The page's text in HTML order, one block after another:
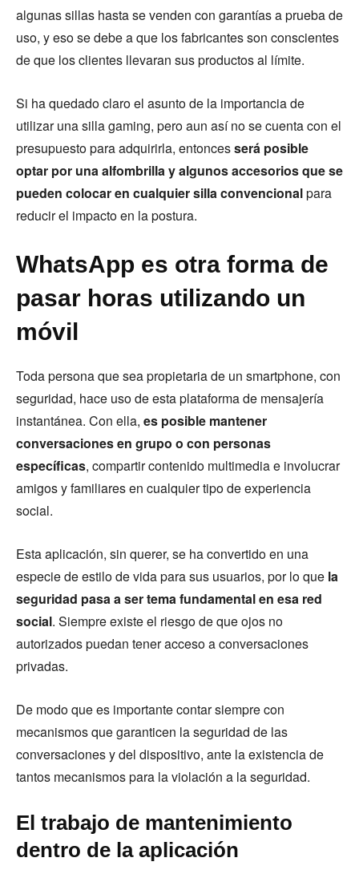
algunas sillas hasta se venden con garantías a prueba de
uso, y eso se debe a que los fabricantes son conscientes
de que los clientes llevaran sus productos al límite.
Si ha quedado claro el asunto de la importancia de
utilizar una silla gaming, pero aun así no se cuenta con el
presupuesto para adquirirla, entoncesserá posible
optar por una alfombrilla y algunos accesorios que se
pueden colocar en cualquier silla convencionalpara
reducir el impacto en la postura.
WhatsApp es otra forma de
pasar horas utilizando un
móvil
Toda persona que sea propietaria de un smartphone, con
seguridad, hace uso de esta plataforma de mensajería
instantánea. Con ella, es posible mantener
conversaciones en grupo o con personas
específicas, compartir contenido multimedia e involucrar
amigos y familiares en cualquier tipo de experiencia
social.
Esta aplicación, sin querer, se ha convertido en una
especie de estilo de vida para sus usuarios, por lo que la
seguridad pasa a ser tema fundamental en esa red
social. Siempre existe el riesgo de que ojos no
autorizados puedan tener acceso a conversaciones
privadas.
De modo que es importante contar siempre con
mecanismos que garanticen la seguridad de las
conversaciones y del dispositivo, ante la existencia de
tantos mecanismos para la violación a la seguridad.
El trabajo de mantenimiento
dentro de la aplicación